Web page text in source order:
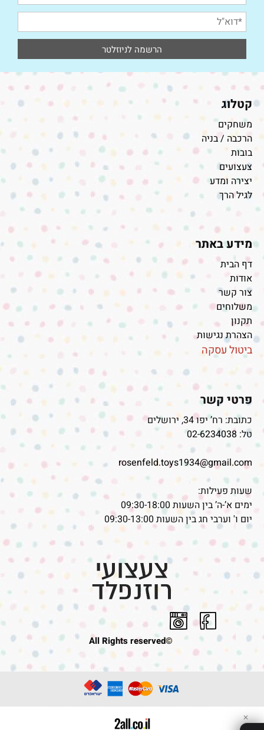
קטלוג
משחקים
הרכבה / בניה
בובות
צעצועים
יצירה ומדע
לגיל הרך
מידע באתר
דף הבית
אודות
צור קשר
משלוחים
תקנון
הצהרת נגישות
ביטול עסקה
פרטי קשר
כתובת: רח’ יפו 34, ירושלים
טל: 02-6234038
rosenfeld.toys1934@gmail.com
שעות פעילות:
ימים א’-ה’ בין השעות 09:30-18:00
יום ו' וערבי חג בין השעות 09:30-13:00
©All Rights reserved
✕